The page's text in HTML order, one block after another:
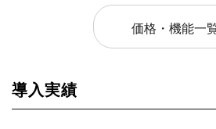
価格・機能一
導入実績